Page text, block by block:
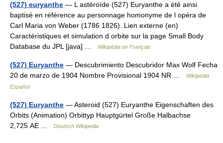
(527) euryanthe — L astéroïde (527) Euryanthe a été ainsi
baptisé en référence au personnage homonyme de l opéra de
Carl Maria von Weber (1786 1826). Lien externe (en)
Caractéristiques et simulation d orbite sur la page Small Body
Database du JPL [java] …
Wikipédia en Français
(527) Euryanthe — Descubrimiento Descubridor Max Wolf Fecha
20 de marzo de 1904 Nombre Provisional 1904 NR …
Wikipedia
Español
(527) Euryanthe — Asteroid (527) Euryanthe Eigenschaften des
Orbits (Animation) Orbittyp Hauptgürtel Große Halbachse
2,725 AE …
Deutsch Wikipedia